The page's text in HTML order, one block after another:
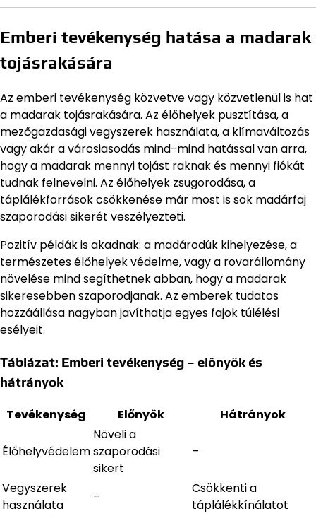
Emberi tevékenység hatása a madarak
tojásrakására
Az emberi tevékenység közvetve vagy közvetlenül is hat
a madarak tojásrakására. Az élőhelyek pusztítása, a
mezőgazdasági vegyszerek használata, a klímaváltozás
vagy akár a városiasodás mind-mind hatással van arra,
hogy a madarak mennyi tojást raknak és mennyi fiókát
tudnak felnevelni. Az élőhelyek zsugorodása, a
táplálékforrások csökkenése már most is sok madárfaj
szaporodási sikerét veszélyezteti.
Pozitív példák is akadnak: a madárodúk kihelyezése, a
természetes élőhelyek védelme, vagy a rovarállomány
növelése mind segíthetnek abban, hogy a madarak
sikeresebben szaporodjanak. Az emberek tudatos
hozzáállása nagyban javíthatja egyes fajok túlélési
esélyeit.
Táblázat: Emberi tevékenység – előnyök és
hátrányok
Tevékenység Előnyök Hátrányok
Élőhelyvédelem
Növeli a
szaporodási
sikert
–
Vegyszerek
használata
–
Csökkenti a
táplálékkínálatot